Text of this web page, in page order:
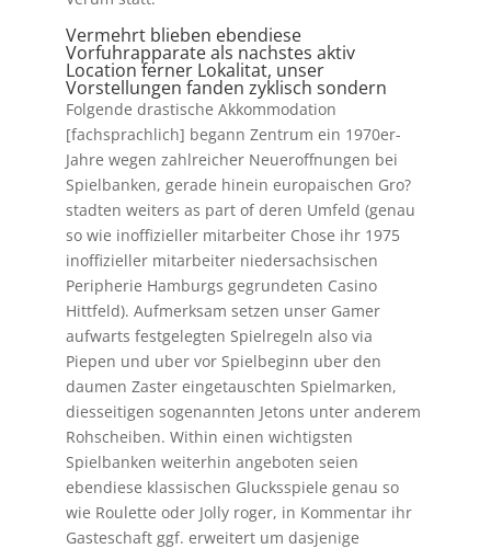
Vermehrt blieben ebendiese
Vorfuhrapparate als nachstes aktiv
Location ferner Lokalitat, unser
Vorstellungen fanden zyklisch sondern
Folgende drastische Akkommodation
[fachsprachlich] begann Zentrum ein 1970er-
Jahre wegen zahlreicher Neueroffnungen bei
Spielbanken, gerade hinein europaischen Gro?
stadten weiters as part of deren Umfeld (genau
so wie inoffizieller mitarbeiter Chose ihr 1975
inoffizieller mitarbeiter niedersachsischen
Peripherie Hamburgs gegrundeten Casino
Hittfeld). Aufmerksam setzen unser Gamer
aufwarts festgelegten Spielregeln also via
Piepen und uber vor Spielbeginn uber den
daumen Zaster eingetauschten Spielmarken,
diesseitigen sogenannten Jetons unter anderem
Rohscheiben. Within einen wichtigsten
Spielbanken weiterhin angeboten seien
ebendiese klassischen Glucksspiele genau so
wie Roulette oder Jolly roger, in Kommentar ihr
Gasteschaft ggf. erweitert um dasjenige